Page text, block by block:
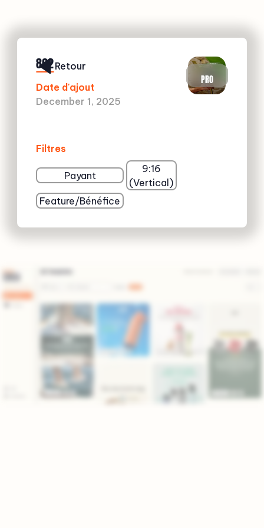
862
Date d'ajout
December 1, 2025
Filtres
Payant
9:16
(Vertical)
Feature/Bénéfice
PRO
Retour